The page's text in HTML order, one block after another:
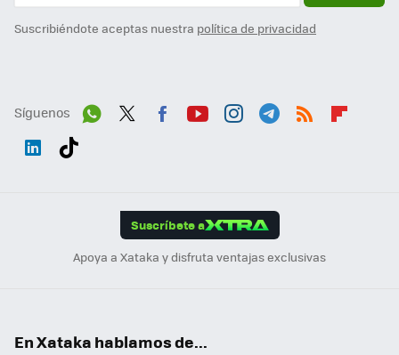
Suscribiéndote aceptas nuestra política de privacidad
Síguenos
Suscríbete a
Apoya a Xataka y disfruta ventajas exclusivas
En Xataka hablamos de...